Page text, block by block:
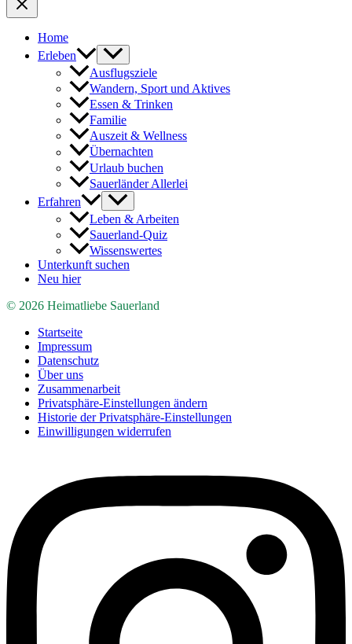
Home
Erleben
Ausflugsziele
Wandern, Sport und Aktives
Essen & Trinken
Familie
Auszeit & Wellness
Übernachten
Urlaub buchen
Sauerländer Allerlei
Erfahren
Leben & Arbeiten
Sauerland-Quiz
Wissenswertes
Unterkunft suchen
Neu hier
© 2026 Heimatliebe Sauerland
Startseite
Impressum
Datenschutz
Über uns
Zusammenarbeit
Privatsphäre-Einstellungen ändern
Historie der Privatsphäre-Einstellungen
Einwilligungen widerrufen